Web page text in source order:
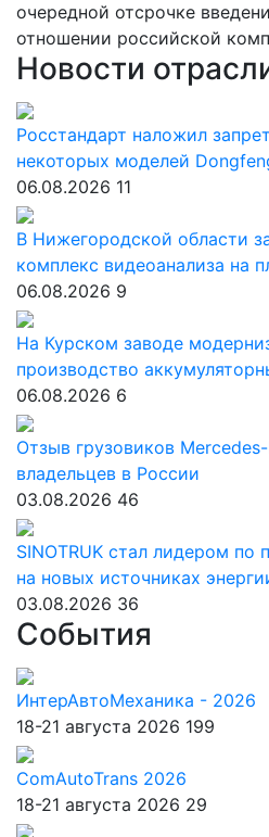
очередной отсрочке
отношении российской
Новости
Росстандарт наложил
некоторых моделей
06.08.2026 11
В Нижегородской области
комплекс видеоанализа на
06.08.2026 9
На Курском заводе
производство
06.08.2026 6
Отзыв грузовиков
владельцев в России
03.08.2026 46
SINOTRUK стал лидером по
на новых источниках
03.08.2026 36
События
ИнтерАвтоМеханика - 2026
18-21 августа 2026 199
ComAutoTrans 2026
18-21 августа 2026 29